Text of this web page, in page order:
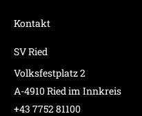
Kontakt
SV Ried
Volksfestplatz 2
A-4910 Ried im Innkreis
+43 7752 81100